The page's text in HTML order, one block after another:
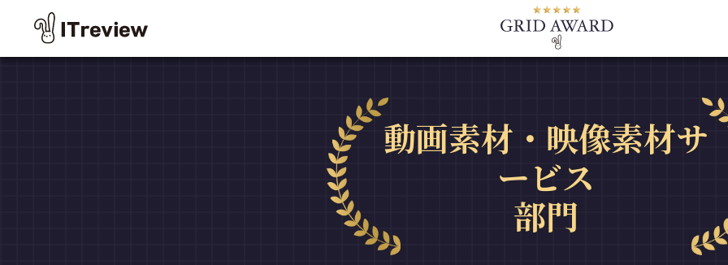
動画素材・映像素材サ
ービス
部門